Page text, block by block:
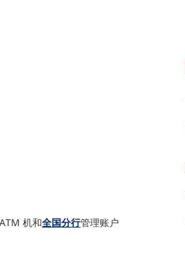
机和全国分行管理账户